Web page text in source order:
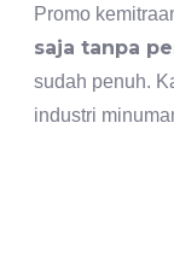
Promo
saja tanpa
sudah penuh.
industri